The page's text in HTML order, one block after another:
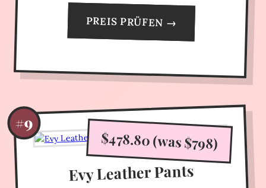
PREIS PRÜFEN →
#9
$478.80 (was $798)
Evy Leather Pants